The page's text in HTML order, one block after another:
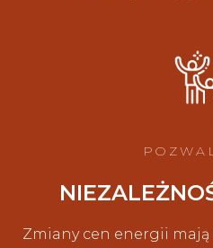
Zmiany cen energii mają